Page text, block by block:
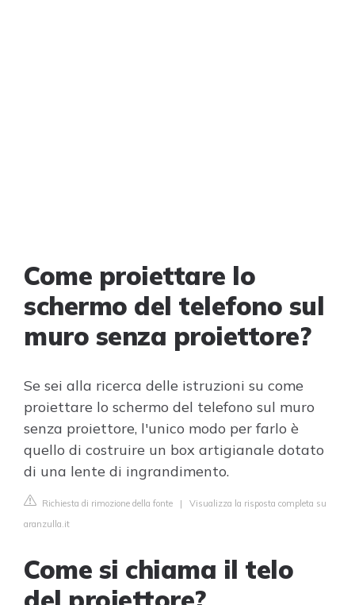
Come proiettare lo
schermo del telefono sul
muro senza proiettore?
Se sei alla ricerca delle istruzioni su come
proiettare lo schermo del telefono sul muro
senza proiettore, l'unico modo per farlo è
quello di costruire un box artigianale dotato
di una lente di ingrandimento.
Richiesta di rimozione della fonte | Visualizza la risposta completa su
aranzulla.it
Come si chiama il telo